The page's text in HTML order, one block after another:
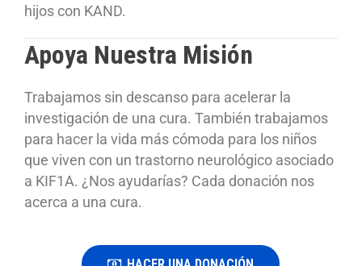
hijos con KAND.
Apoya Nuestra Misión
Trabajamos sin descanso para acelerar la
investigación de una cura. También trabajamos
para hacer la vida más cómoda para los niños
que viven con un trastorno neurológico asociado
a KIF1A. ¿Nos ayudarías? Cada donación nos
acerca a una cura.